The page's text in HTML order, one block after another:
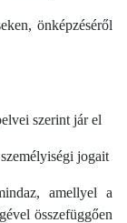
önképzéséről
szerint jár el
jogait
amellyel a
összefüggően